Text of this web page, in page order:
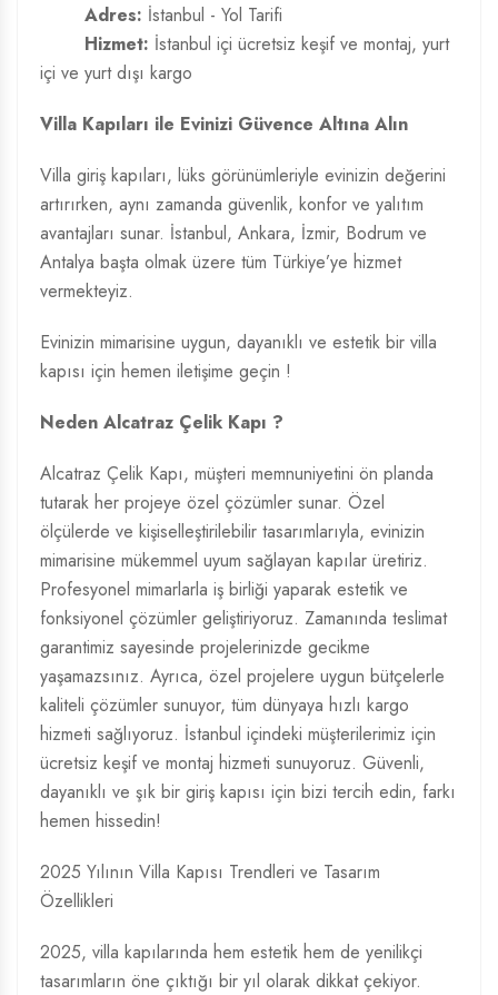
Adres: İstanbul - Yol Tarifi
Hizmet: İstanbul içi ücretsiz keşif ve montaj, yurt
içi ve yurt dışı kargo
Villa Kapıları ile Evinizi Güvence Altına Alın
Villa giriş kapıları, lüks görünümleriyle evinizin değerini
artırırken, aynı zamanda güvenlik, konfor ve yalıtım
avantajları sunar. İstanbul, Ankara, İzmir, Bodrum ve
Antalya başta olmak üzere tüm Türkiye’ye hizmet
vermekteyiz.
Evinizin mimarisine uygun, dayanıklı ve estetik bir villa
kapısı için hemen iletişime geçin !
Neden Alcatraz Çelik Kapı ?
Alcatraz Çelik Kapı, müşteri memnuniyetini ön planda
tutarak her projeye özel çözümler sunar. Özel
ölçülerde ve kişiselleştirilebilir tasarımlarıyla, evinizin
mimarisine mükemmel uyum sağlayan kapılar üretiriz.
Profesyonel mimarlarla iş birliği yaparak estetik ve
fonksiyonel çözümler geliştiriyoruz. Zamanında teslimat
garantimiz sayesinde projelerinizde gecikme
yaşamazsınız. Ayrıca, özel projelere uygun bütçelerle
kaliteli çözümler sunuyor, tüm dünyaya hızlı kargo
hizmeti sağlıyoruz. İstanbul içindeki müşterilerimiz için
ücretsiz keşif ve montaj hizmeti sunuyoruz. Güvenli,
dayanıklı ve şık bir giriş kapısı için bizi tercih edin, farkı
hemen hissedin!
2025 Yılının Villa Kapısı Trendleri ve Tasarım
Özellikleri
2025, villa kapılarında hem estetik hem de yenilikçi
tasarımların öne çıktığı bir yıl olarak dikkat çekiyor.